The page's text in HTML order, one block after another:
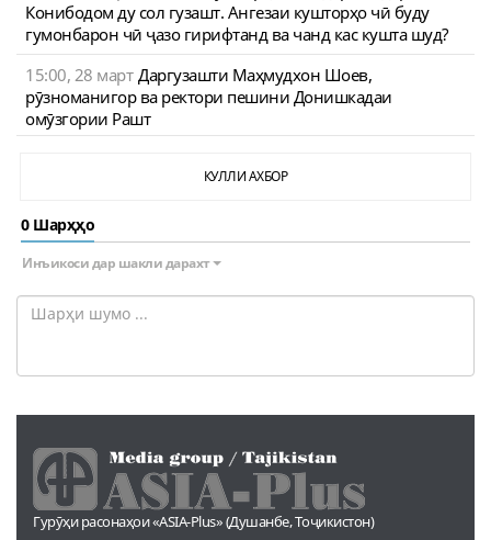
Конибодом ду сол гузашт. Ангезаи кушторҳо чӣ буду
гумонбарон чӣ ҷазо гирифтанд ва чанд кас кушта шуд?
15:00, 28 март Даргузашти Маҳмудхон Шоев,
рӯзноманигор ва ректори пешини Донишкадаи
омӯзгории Рашт
КУЛЛИ АХБОР
0 Шарҳҳо
Инъикоси дар шакли дарахт
Гурӯҳи расонаҳои «ASIA-Plus» (Душанбе, Тоҷикистон)